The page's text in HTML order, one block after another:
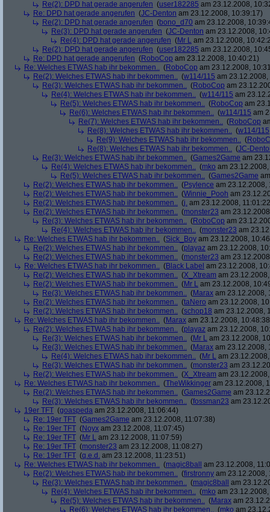
Re(2): DPD hat gerade angerufen (user182285 am 23.12.2008,
Re: DPD hat gerade angerufen (JC-Denton am 23.12.2008, 10:39:17)
Re(2): DPD hat gerade angerufen (bono_d70 am 23.12.2008,
Re(3): DPD hat gerade angerufen (JC-Denton am 23.12.2008,
Re(4): DPD hat gerade angerufen (Mr L am 23.12.2008,
Re(2): DPD hat gerade angerufen (user182285 am 23.12.2008,
Re: DPD hat gerade angerufen (RoboCop am 23.12.2008, 10:40:21)
Re: Welches ETWAS hab ihr bekommen.. (RoboCop am 23.12.2008,
Re(2): Welches ETWAS hab ihr bekommen.. (w114/115 am
Re(3): Welches ETWAS hab ihr bekommen.. (RoboCop am
Re(4): Welches ETWAS hab ihr bekommen.. (w114/115 am
Re(5): Welches ETWAS hab ihr bekommen.. (RoboCop am
Re(6): Welches ETWAS hab ihr bekommen.. (w114/115 am
Re(7): Welches ETWAS hab ihr bekommen.. (RoboCop
Re(8): Welches ETWAS hab ihr bekommen.. (w114/115
Re(9): Welches ETWAS hab ihr bekommen.. (
Re(8): Welches ETWAS hab ihr bekommen.. (JC-
Re(3): Welches ETWAS hab ihr bekommen.. (Games2Game am
Re(4): Welches ETWAS hab ihr bekommen.. (mko am
Re(5): Welches ETWAS hab ihr bekommen.. (Games2Game
Re(2): Welches ETWAS hab ihr bekommen.. (Psylence am 23.12.2008,
Re(2): Welches ETWAS hab ihr bekommen.. (Winnie_Pooh am
Re(2): Welches ETWAS hab ihr bekommen.. (j. am 23.12.2008,
Re(2): Welches ETWAS hab ihr bekommen.. (monster23 am
Re(3): Welches ETWAS hab ihr bekommen.. (RoboCop am
Re(4): Welches ETWAS hab ihr bekommen.. (monster23 am
Re: Welches ETWAS hab ihr bekommen.. (Sick_Boy am 23.12.2008,
Re(2): Welches ETWAS hab ihr bekommen.. (playaz am 23.12.2008,
Re(2): Welches ETWAS hab ihr bekommen.. (monster23 am
Re: Welches ETWAS hab ihr bekommen.. (Black Label am 23.12.2008,
Re(2): Welches ETWAS hab ihr bekommen.. (X_Xtream am
Re(2): Welches ETWAS hab ihr bekommen.. (Mr L am 23.12.2008,
Re(3): Welches ETWAS hab ihr bekommen.. (Marax am 23.12.2008,
Re(2): Welches ETWAS hab ihr bekommen.. (taNero am 23.12.2008,
Re(2): Welches ETWAS hab ihr bekommen.. (schop18 am 23.12.2008,
Re: Welches ETWAS hab ihr bekommen.. (Marax am 23.12.2008,
Re(2): Welches ETWAS hab ihr bekommen.. (playaz am 23.12.2008,
Re(3): Welches ETWAS hab ihr bekommen.. (Mr L am 23.12.2008,
Re(3): Welches ETWAS hab ihr bekommen.. (Marax am 23.12.2008,
Re(4): Welches ETWAS hab ihr bekommen.. (Mr L am
Re(3): Welches ETWAS hab ihr bekommen.. (monster23 am
Re(2): Welches ETWAS hab ihr bekommen.. (X_Xtream am
Re: Welches ETWAS hab ihr bekommen.. (TheWikkinger am 23.12.2008,
Re(2): Welches ETWAS hab ihr bekommen.. (Games2Game am
Re(3): Welches ETWAS hab ihr bekommen.. (fossman23 am
19er TFT (goaspeda am 23.12.2008, 11:06:44)
Re: 19er TFT (Games2Game am 23.12.2008, 11:07:38)
Re: 19er TFT (Noyx am 23.12.2008, 11:07:45)
Re: 19er TFT (Mr L am 23.12.2008, 11:07:59)
Re: 19er TFT (monster23 am 23.12.2008, 11:08:27)
Re: 19er TFT (q.e.d. am 23.12.2008, 11:23:51)
Re: Welches ETWAS hab ihr bekommen.. (magic8ball
am 23.12.2008,
Re(2): Welches ETWAS hab ihr bekommen.. (firstronny am 23.12.2008,
Re(3): Welches ETWAS hab ihr bekommen.. (magic8ball
am
Re(4): Welches ETWAS hab ihr bekommen.. (mko am
Re(5): Welches ETWAS hab ihr bekommen.. (Marax am
Re(6): Welches ETWAS hab ihr bekommen.. (mko am